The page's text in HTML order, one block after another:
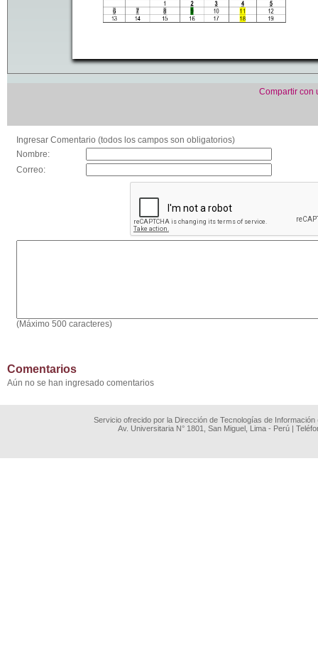
Compartir con
Ingresar Comentario (todos los campos son obligatorios)
Nombre:
Correo:
(Máximo 500 caracteres)
Comentarios
Aún no se han ingresado comentarios
Servicio ofrecido por la Dirección de Tecnologías de
Av. Universitaria N° 1801, San Miguel, Lima - Perú |